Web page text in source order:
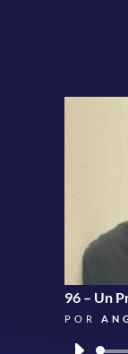
96 – Un
POR